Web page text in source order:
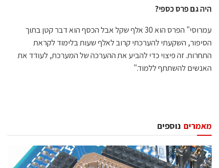
היה גם פרס כספי?
עמרוסי" הפרס הוא 30 אלף שקל אבל הכסף הוא דבר קטן בתוך
הסיפור, השקעתי להערכתי קרוב לאלף שעות בלימוד לקראת
התחרות. זה פיצוי כדי להביע את ההערכה של המערכת, לעודד את
האנשים להשתתף ללמוד."
נוספים מאמרים